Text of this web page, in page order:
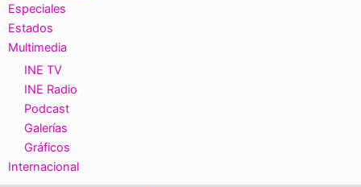
Especiales
Estados
Multimedia
INE TV
INE Radio
Podcast
Galerías
Gráficos
Internacional